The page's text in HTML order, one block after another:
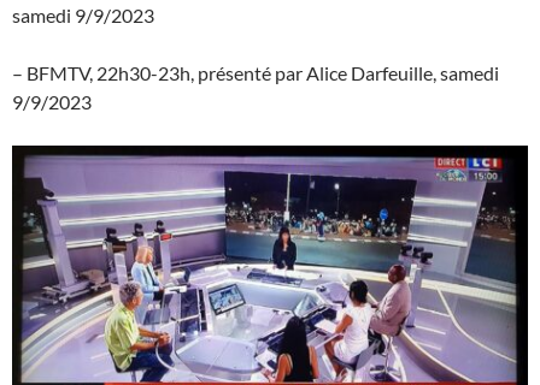
samedi 9/9/2023
– BFMTV, 22h30-23h, présenté par Alice Darfeuille, samedi
9/9/2023